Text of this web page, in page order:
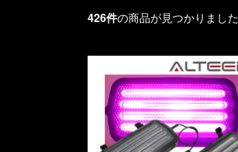
426件の商品が見つかりました